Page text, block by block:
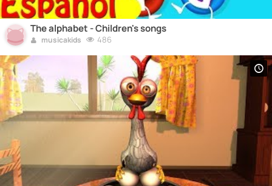
The alphabet - Children's songs
musicakids 486